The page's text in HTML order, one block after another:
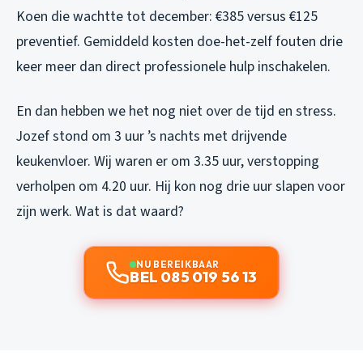
Koen die wachtte tot december: €385 versus €125
preventief. Gemiddeld kosten doe-het-zelf fouten drie
keer meer dan direct professionele hulp inschakelen.
En dan hebben we het nog niet over de tijd en stress.
Jozef stond om 3 uur ’s nachts met drijvende
keukenvloer. Wij waren er om 3.35 uur, verstopping
verholpen om 4.20 uur. Hij kon nog drie uur slapen voor
zijn werk. Wat is dat waard?
NU BEREIKBAAR
BEL 085 019 56 13